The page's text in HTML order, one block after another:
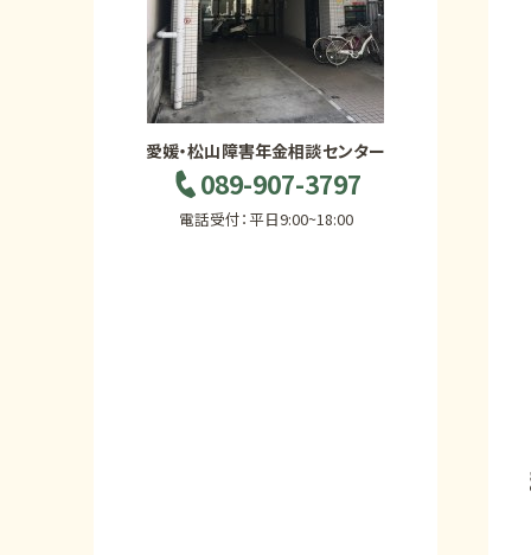
愛媛・松山障害年金相談センター
089-907-3797
電話受付：平日9:00~18:00